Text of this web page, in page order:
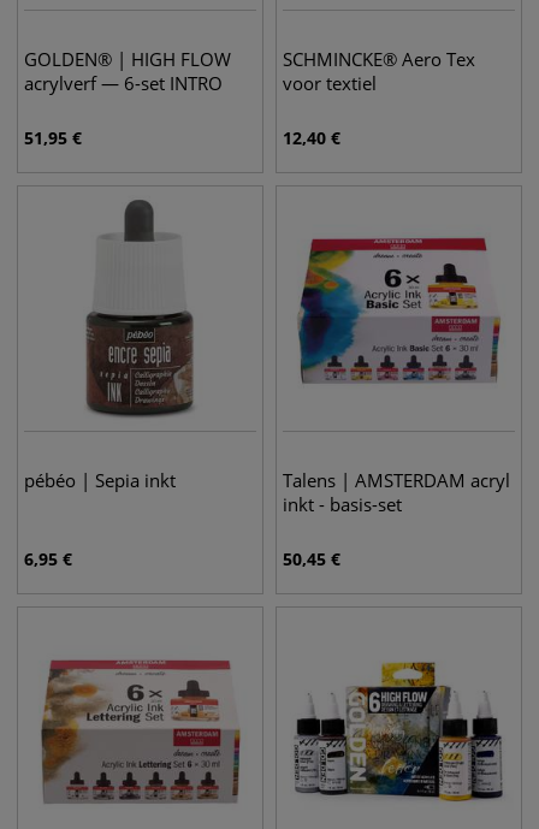
GOLDEN® | HIGH FLOW
acrylverf — 6-set INTRO
51,95 €
SCHMINCKE® Aero Tex
voor textiel
12,40 €
pébéo | Sepia inkt
6,95 €
Talens | AMSTERDAM acryl
inkt - basis-set
50,45 €